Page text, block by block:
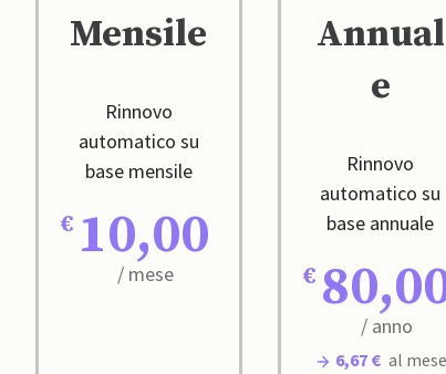
Mensile
Rinnovo
automatico su
base mensile
10,00
/ mese
Annual
e
Rinnovo
automatico su
base annuale
/ anno
6,67 € al mese